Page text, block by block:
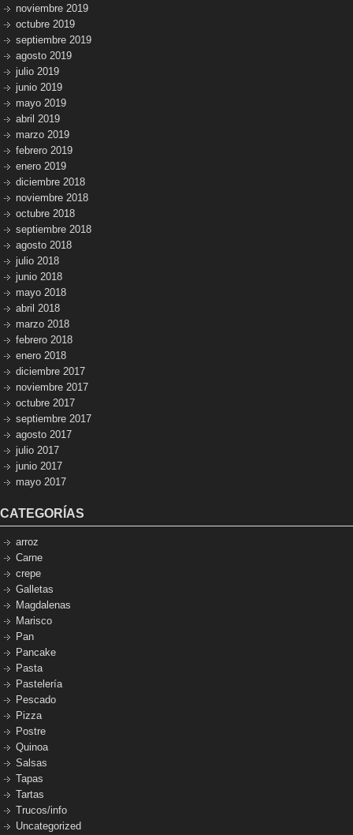
noviembre 2019
octubre 2019
septiembre 2019
agosto 2019
julio 2019
junio 2019
mayo 2019
abril 2019
marzo 2019
febrero 2019
enero 2019
diciembre 2018
noviembre 2018
octubre 2018
septiembre 2018
agosto 2018
julio 2018
junio 2018
mayo 2018
abril 2018
marzo 2018
febrero 2018
enero 2018
diciembre 2017
noviembre 2017
octubre 2017
septiembre 2017
agosto 2017
julio 2017
junio 2017
mayo 2017
CATEGORÍAS
arroz
Carne
crepe
Galletas
Magdalenas
Marisco
Pan
Pancake
Pasta
Pastelería
Pescado
Pizza
Postre
Quinoa
Salsas
Tapas
Tartas
Trucos/info
Uncategorized